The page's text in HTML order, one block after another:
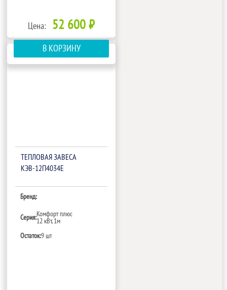
Цена: 52 600 ₽
В КОРЗИНУ
ТЕПЛОВАЯ ЗАВЕСА
КЭВ-12П4034Е
Бренд:
Серия:Комфорт плюс
12 кВт, 1м
Остаток:9 шт